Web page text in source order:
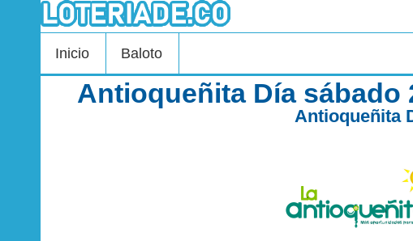
Inicio Baloto
Antioqueñita Día sábado
Antioqueñita